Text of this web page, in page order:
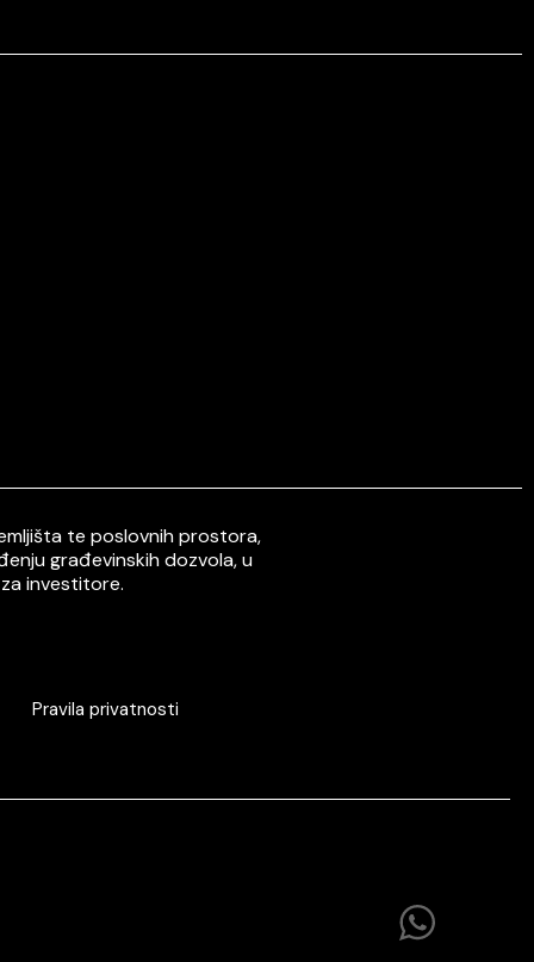
te poslovnih prostora,
građevinskih dozvola, u
investitore.
Pravila privatnosti